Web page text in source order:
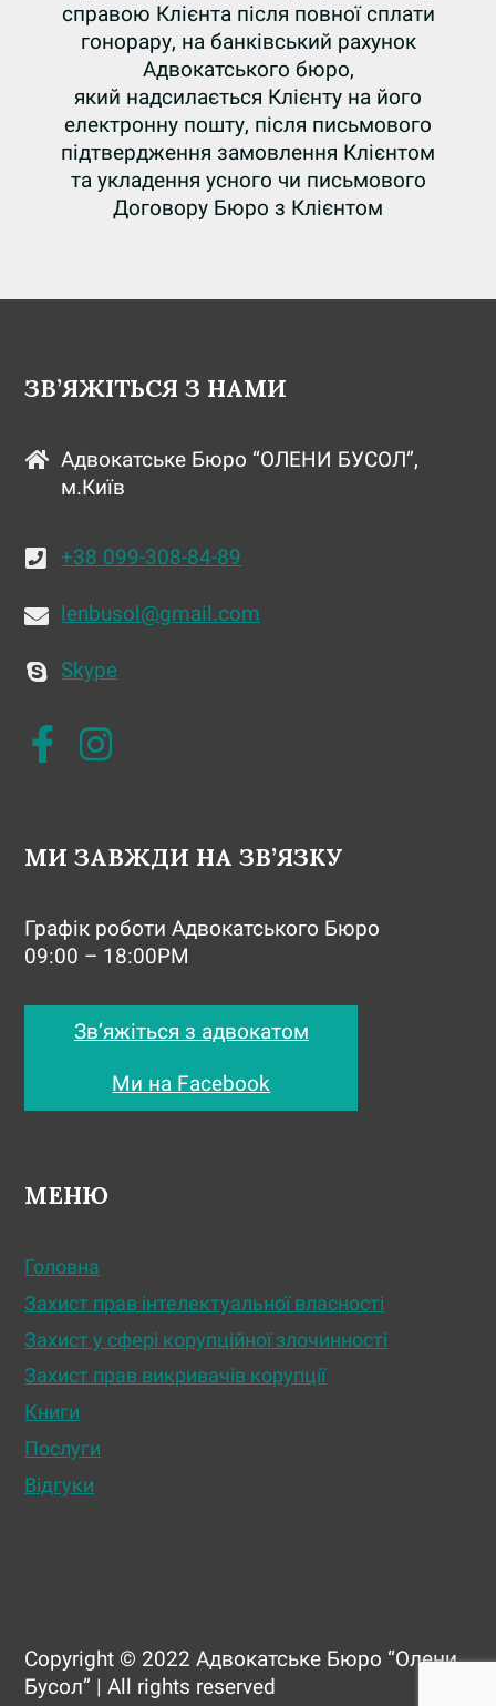
справою Клієнта після повної сплати
гонорару, на банківський рахунок
Адвокатського бюро,
який надсилається Клієнту на його
електронну пошту, після письмового
підтвердження замовлення Клієнтом
та укладення усного чи письмового
Договору Бюро з Клієнтом
ЗВ’ЯЖІТЬСЯ З НАМИ
Адвокатське Бюро “ОЛЕНИ БУСОЛ”,
м.Київ
+38 099-308-84-89
lenbusol@gmail.com
Skype
МИ ЗАВЖДИ НА ЗВ’ЯЗКУ
Графік роботи Адвокатського Бюро
09:00 – 18:00PM
Зв’яжіться з адвокатом
Ми на Facebook
МЕНЮ
Головна
Захист прав інтелектуальної власності
Захист у сфері корупційної злочинності
Захист прав викривачів корупції
Книги
Послуги
Відгуки
Copyright © 2022 Адвокатське Бюро “Олени
Бусол” | All rights reserved